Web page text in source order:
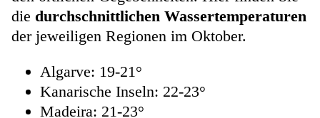
die durchschnittlichen Wassertemperaturen
der jeweiligen Regionen im Oktober.
Algarve: 19-21°
Kanarische Inseln: 22-23°
Madeira: 21-23°